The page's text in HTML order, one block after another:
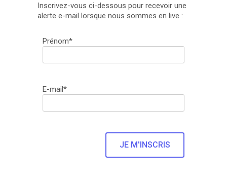
Inscrivez-vous ci-dessous pour recevoir une
alerte e-mail lorsque nous sommes en live :
Prénom*
E-mail*